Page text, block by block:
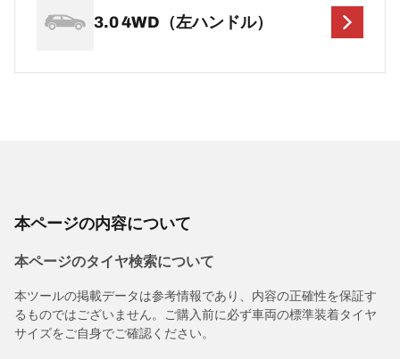
3.0 4WD（左ハンドル）
本ページの内容について
本ページのタイヤ検索について
本ツールの掲載データは参考情報であり、内容の正確性を保証す
るものではございません。ご購入前に必ず車両の標準装着タイヤ
サイズをご自身でご確認ください。